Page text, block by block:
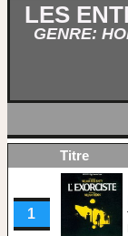
LES
GENRE:
Titre
1